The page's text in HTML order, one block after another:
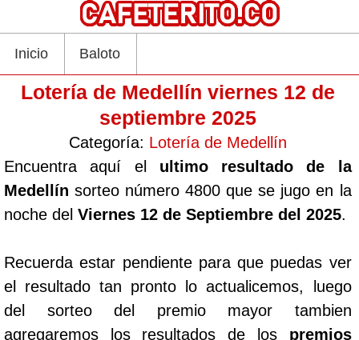
Inicio Baloto
Lotería de Medellín viernes 12 de
septiembre 2025
Categoría: Lotería de Medellín
Encuentra aquí el ultimo resultado de la
Medellín sorteo número 4800 que se jugo en la
noche del Viernes 12 de Septiembre del 2025.
Recuerda estar pendiente para que puedas ver
el resultado tan pronto lo actualicemos, luego
del sorteo del premio mayor tambien
agregaremos los resultados de los premios